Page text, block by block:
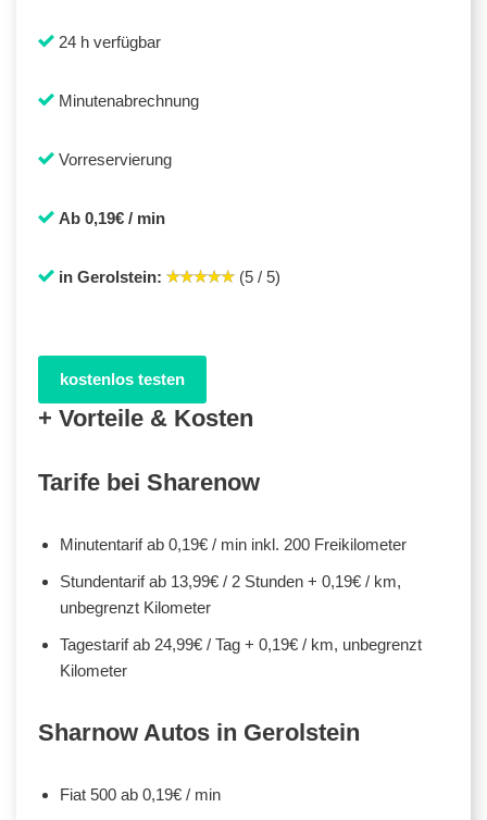
24 h verfügbar
Minutenabrechnung
Vorreservierung
Ab 0,19€ / min
in Gerolstein: (5 / 5)
kostenlos testen
+ Vorteile & Kosten
Tarife bei Sharenow
Minutentarif ab 0,19€ / min inkl. 200 Freikilometer
Stundentarif ab 13,99€ / 2 Stunden + 0,19€ / km,
unbegrenzt Kilometer
Tagestarif ab 24,99€ / Tag + 0,19€ / km, unbegrenzt
Kilometer
Sharnow Autos in Gerolstein
Fiat 500 ab 0,19€ / min